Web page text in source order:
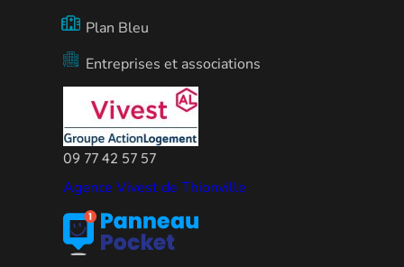
Plan Bleu
Entreprises et associations
09 77 42 57 57
Agence Vivest de Thionville